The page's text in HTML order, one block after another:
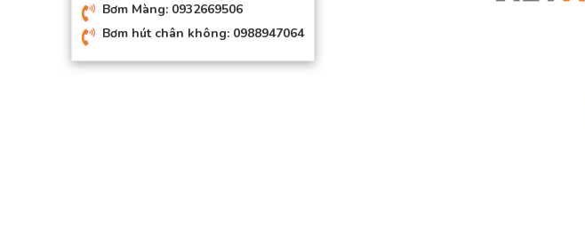
Bơm Màng: 0932669506
Bơm hút chân không: 0988947064